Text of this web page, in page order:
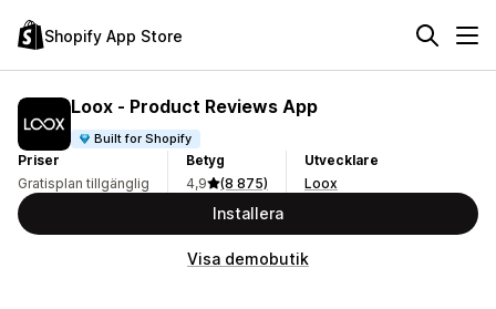
Shopify App Store
Loox ‑ Product Reviews App
Built for Shopify
Priser
Gratisplan tillgänglig
Betyg
4,9
(8 875)
Utvecklare
Loox
Installera
Visa demobutik